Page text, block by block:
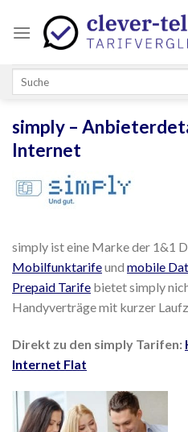
simply –
Internet
simply ist eine Marke der 1&1
Mobilfunktarifeund mobile
Prepaid Tarife bietet simply
Handyverträge mit kurzer
Direkt zu den simply Tarifen:
Internet Flat